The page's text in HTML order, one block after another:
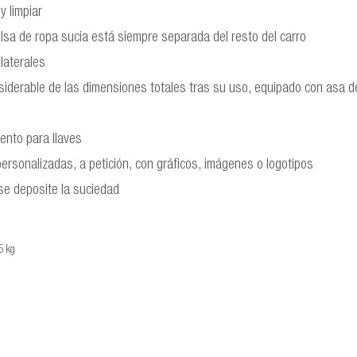
limpiar
de ropa sucia está siempre separada del resto del carro
de las dimensiones totales tras su uso, equipado con asa
para llaves
a petición, con gráficos, imágenes o logotipos
deposite la suciedad
kg